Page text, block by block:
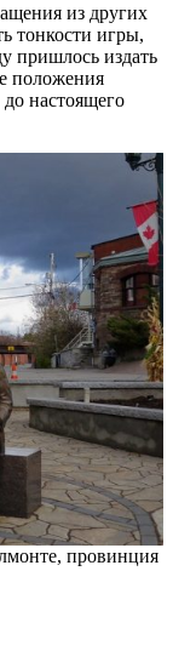
из других
тонкости игры,
пришлось издать
положения
настоящего
провинция